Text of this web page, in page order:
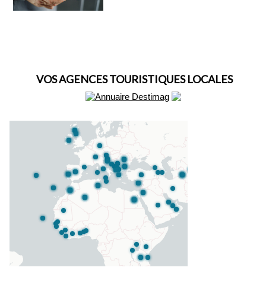
VOS AGENCES TOURISTIQUES LOCALES